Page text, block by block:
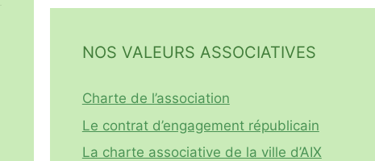
NOS VALEURS ASSOCIATIVES
Charte de l’association
Le contrat d’engagement républicain
La charte associative de la ville d’AIX